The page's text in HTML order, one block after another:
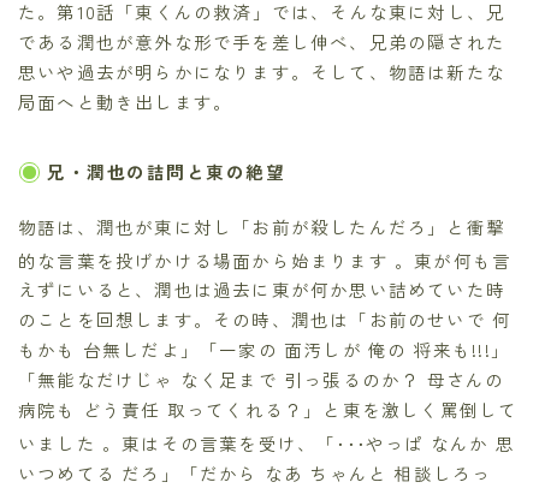
た。第10話「東くんの救済」では、そんな東に対し、兄
である潤也が意外な形で手を差し伸べ、兄弟の隠された
思いや過去が明らかになります。そして、物語は新たな
局面へと動き出します。
兄・潤也の詰問と東の絶望
物語は、潤也が東に対し「お前が殺したんだろ」と衝撃
的な言葉を投げかける場面から始まります 。東が何も言
えずにいると、潤也は過去に東が何か思い詰めていた時
のことを回想します。その時、潤也は「お前のせいで 何
もかも 台無しだよ」「一家の 面汚しが 俺の 将来も!!!」
「無能なだけじゃ なく足まで 引っ張るのか？ 母さんの
病院も どう責任 取ってくれる？」と東を激しく罵倒して
いました 。東はその言葉を受け、「･･･やっぱ なんか 思
いつめてる だろ」「だから なあ ちゃんと 相談しろっ